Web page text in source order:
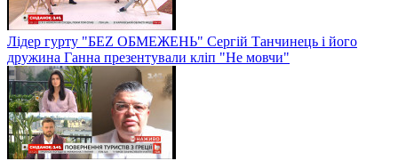
Лідер гурту "БЕZ ОБМЕЖЕНЬ" Сергій Танчинець і його
дружина Ганна презентували кліп "Не мовчи"